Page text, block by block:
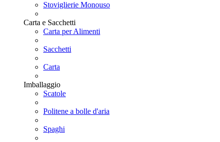
Stoviglierie Monouso
Carta e Sacchetti
Carta per Alimenti
Sacchetti
Carta
Imballaggio
Scatole
Politene a bolle d'aria
Spaghi